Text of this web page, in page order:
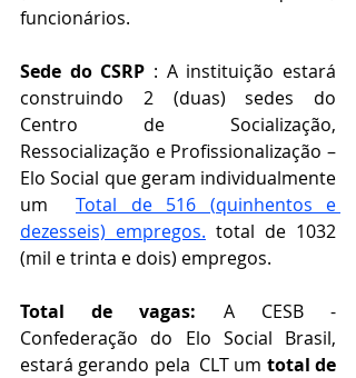
funcionários.
Sede do CSRP : A instituição estará
construindo 2 (duas) sedes do
Centro de Socialização,
Ressocialização e Profissionalização –
Elo Social que geram individualmente
um Total de 516 (quinhentos e
dezesseis) empregos. total de 1032
(mil e trinta e dois) empregos.
Total de vagas: A CESB -
Confederação do Elo Social Brasil,
estará gerando pela  CLT um total de